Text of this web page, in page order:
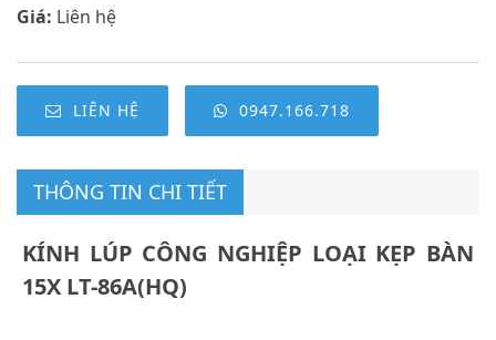
Giá: Liên hệ
LIÊN HỆ 0947.166.718
THÔNG TIN CHI TIẾT
KÍNH LÚP CÔNG NGHIỆP LOẠI KẸP BÀN
15X LT-86A(HQ)